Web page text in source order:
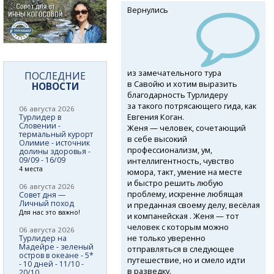
Вернулись
из замечательного тура
в Савойю и хотим выразить
благодарность Турлидеру
за такого потрясающего гида, как
Евгения Коган.
Женя — человек, сочетающий
в себе высокий
профессионализм, ум,
интеллигентность, чувство
юмора, такт, умение на месте
и быстро решить любую
проблему, искренне любящая
и преданная своему делу, весёлая
и компанейская . Женя — тот
человек с которым можно
не только уверенно
отправляться в следующее
путешествие, но и смело идти
в разведку.
ПОСЛЕДНИЕ
НОВОСТИ
06 августа 2026
Турлидер в
Словении -
термальный курорт
Олимие - источник
долины здоровья -
09/09 - 16/09
4 места
06 августа 2026
Совет дня —
Личный поход
Для нас это важно!
06 августа 2026
Турлидер на
Мадейре - зеленый
остров в океане - 5*
- 10 дней - 11/10 -